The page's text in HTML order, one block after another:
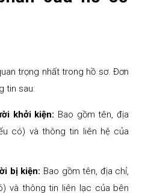
trọng nhất trong hồ sơ. Đơn
tin sau:
khởi kiện: Bao gồm tên, địa
có) và thông tin liên hệ của
bị kiện: Bao gồm tên, địa chỉ,
và thông tin liên lạc của bên